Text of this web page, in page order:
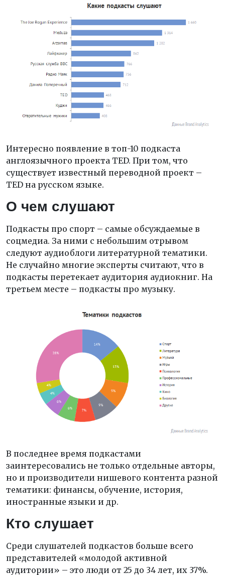
Интересно появление в топ-10 подкаста
англоязычного проекта TED. При том, что
существует известный переводной проект –
TED на русском языке.
О чем слушают
Подкасты про спорт – самые обсуждаемые в
соцмедиа. За ними с небольшим отрывом
следуют аудиоблоги литературной тематики.
Не случайно многие эксперты считают, что в
подкасты перетекает аудитория аудиокниг. На
третьем месте – подкасты про музыку.
В последнее время подкастами
заинтересовались не только отдельные авторы,
но и производители нишевого контента разной
тематики: финансы, обучение, история,
иностранные языки и др.
Кто слушает
Среди слушателей подкастов больше всего
представителей «молодой активной
аудитории» – это люди от 25 до 34 лет, их 37%.